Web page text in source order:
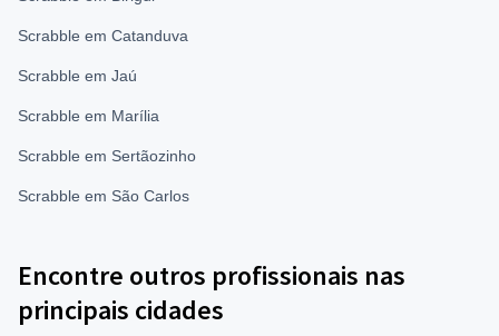
Scrabble em Catanduva
Scrabble em Jaú
Scrabble em Marília
Scrabble em Sertãozinho
Scrabble em São Carlos
Encontre outros profissionais nas
principais cidades